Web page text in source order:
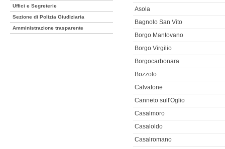
Asola
Bagnolo San Vito
Borgo Mantovano
Borgo Virgilio
Borgocarbonara
Bozzolo
Calvatone
Canneto sull'Oglio
Casalmoro
Casaloldo
Casalromano
Uffici e Segreterie
Sezione di Polizia Giudiziaria
Amministrazione trasparente